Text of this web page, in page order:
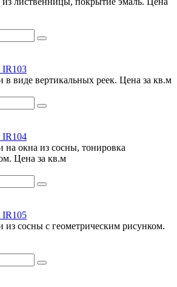
IR103
в виде вертикальных реек. Цена за кв.м
IR104
на окна из сосны, тонировка
Цена за кв.м
IR105
из сосны с геометрическим рисунком.